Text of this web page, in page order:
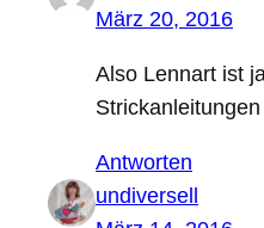
März 20, 2016
Also Lennart ist
Antworten
undiversell